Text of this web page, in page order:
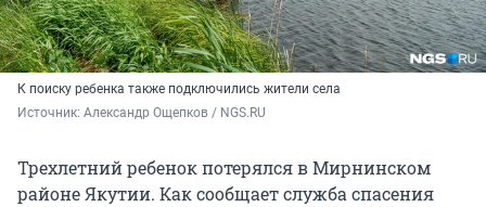
К поиску ребенка также подключились жители села
Источник: Александр Ощепков / NGS.RU
Трехлетний ребенок потерялся в Мирнинском
районе Якутии. Как сообщает служба спасения